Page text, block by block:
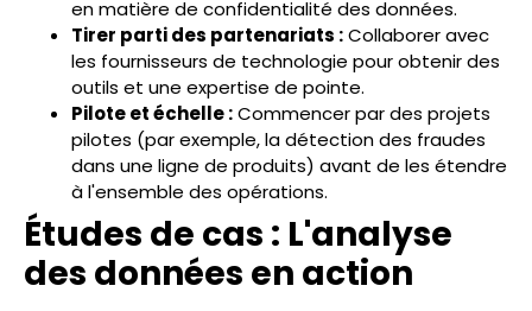
en matière de confidentialité des données.
Tirer parti des partenariats :Collaborer avec
les fournisseurs de technologie pour obtenir des
outils et une expertise de pointe.
Pilote et échelle :Commencer par des projets
pilotes (par exemple, la détection des fraudes
dans une ligne de produits) avant de les étendre
à l'ensemble des opérations.
Études de cas : L'analyse
des données en action